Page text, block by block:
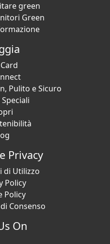
green
Green
Pulito e Sicuro
Privacy
di Utilizzo
Policy
Policy
Consenso
On